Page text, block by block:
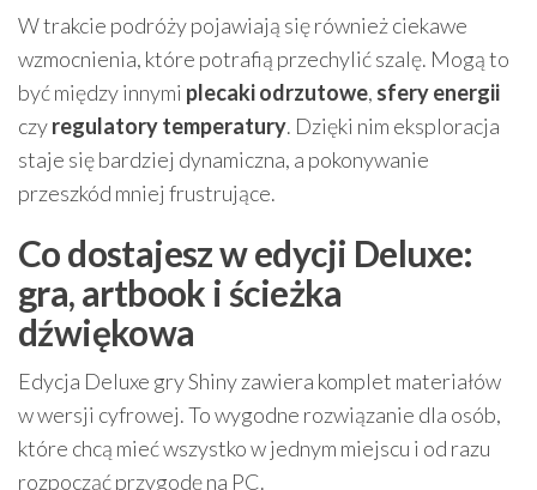
W trakcie podróży pojawiają się również ciekawe
wzmocnienia, które potrafią przechylić szalę. Mogą to
być między innymi plecaki odrzutowe, sfery energii
czyregulatory temperatury. Dzięki nim eksploracja
staje się bardziej dynamiczna, a pokonywanie
przeszkód mniej frustrujące.
Co dostajesz w edycji Deluxe:
gra, artbook i ścieżka
dźwiękowa
Edycja Deluxe gry Shiny zawiera komplet materiałów
w wersji cyfrowej. To wygodne rozwiązanie dla osób,
które chcą mieć wszystko w jednym miejscu i od razu
rozpocząć przygodę na PC.